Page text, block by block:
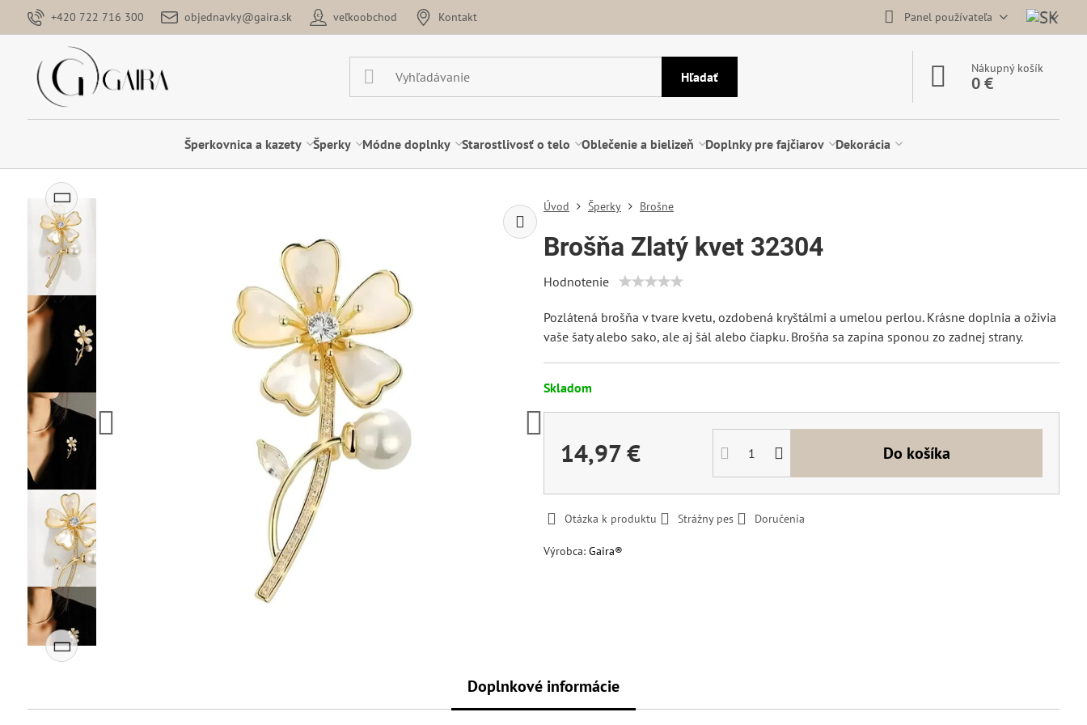
+420 722 716 300 objednavky@gaira.sk veľkoobchod Kontakt Panel používateľa
Hľadať
Nákupný košík
0 €
Šperkovnica a kazety Šperky Módne doplnky Starostlivosť o telo Oblečenie a bielizeň Doplnky pre fajčiarov Dekorácia
Úvod Šperky Brošne
Brošňa Zlatý kvet 32304
Hodnotenie
Pozlátená brošňa v tvare kvetu, ozdobená kryštálmi a umelou perlou. Krásne doplnia a oživia
vaše šaty alebo sako, ale aj šál alebo čiapku. Brošňa sa zapína sponou zo zadnej strany.
Skladom
14,97 € Do košíka
Otázka k produktu Strážny pes Doručenia
Výrobca: Gaira®
Doplnkové informácie